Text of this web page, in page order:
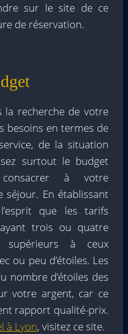
sur le site de ce
de réservation.
la recherche de votre
besoins en termes de
de la situation
surtout le budget
à votre
En établissant
que les tarifs
trois ou quatre
supérieurs à ceux
ou peu d’étoiles. Les
nombre d’étoiles des
votre argent, car ce
rapport qualité-prix.
à Lyon, visitez ce site.